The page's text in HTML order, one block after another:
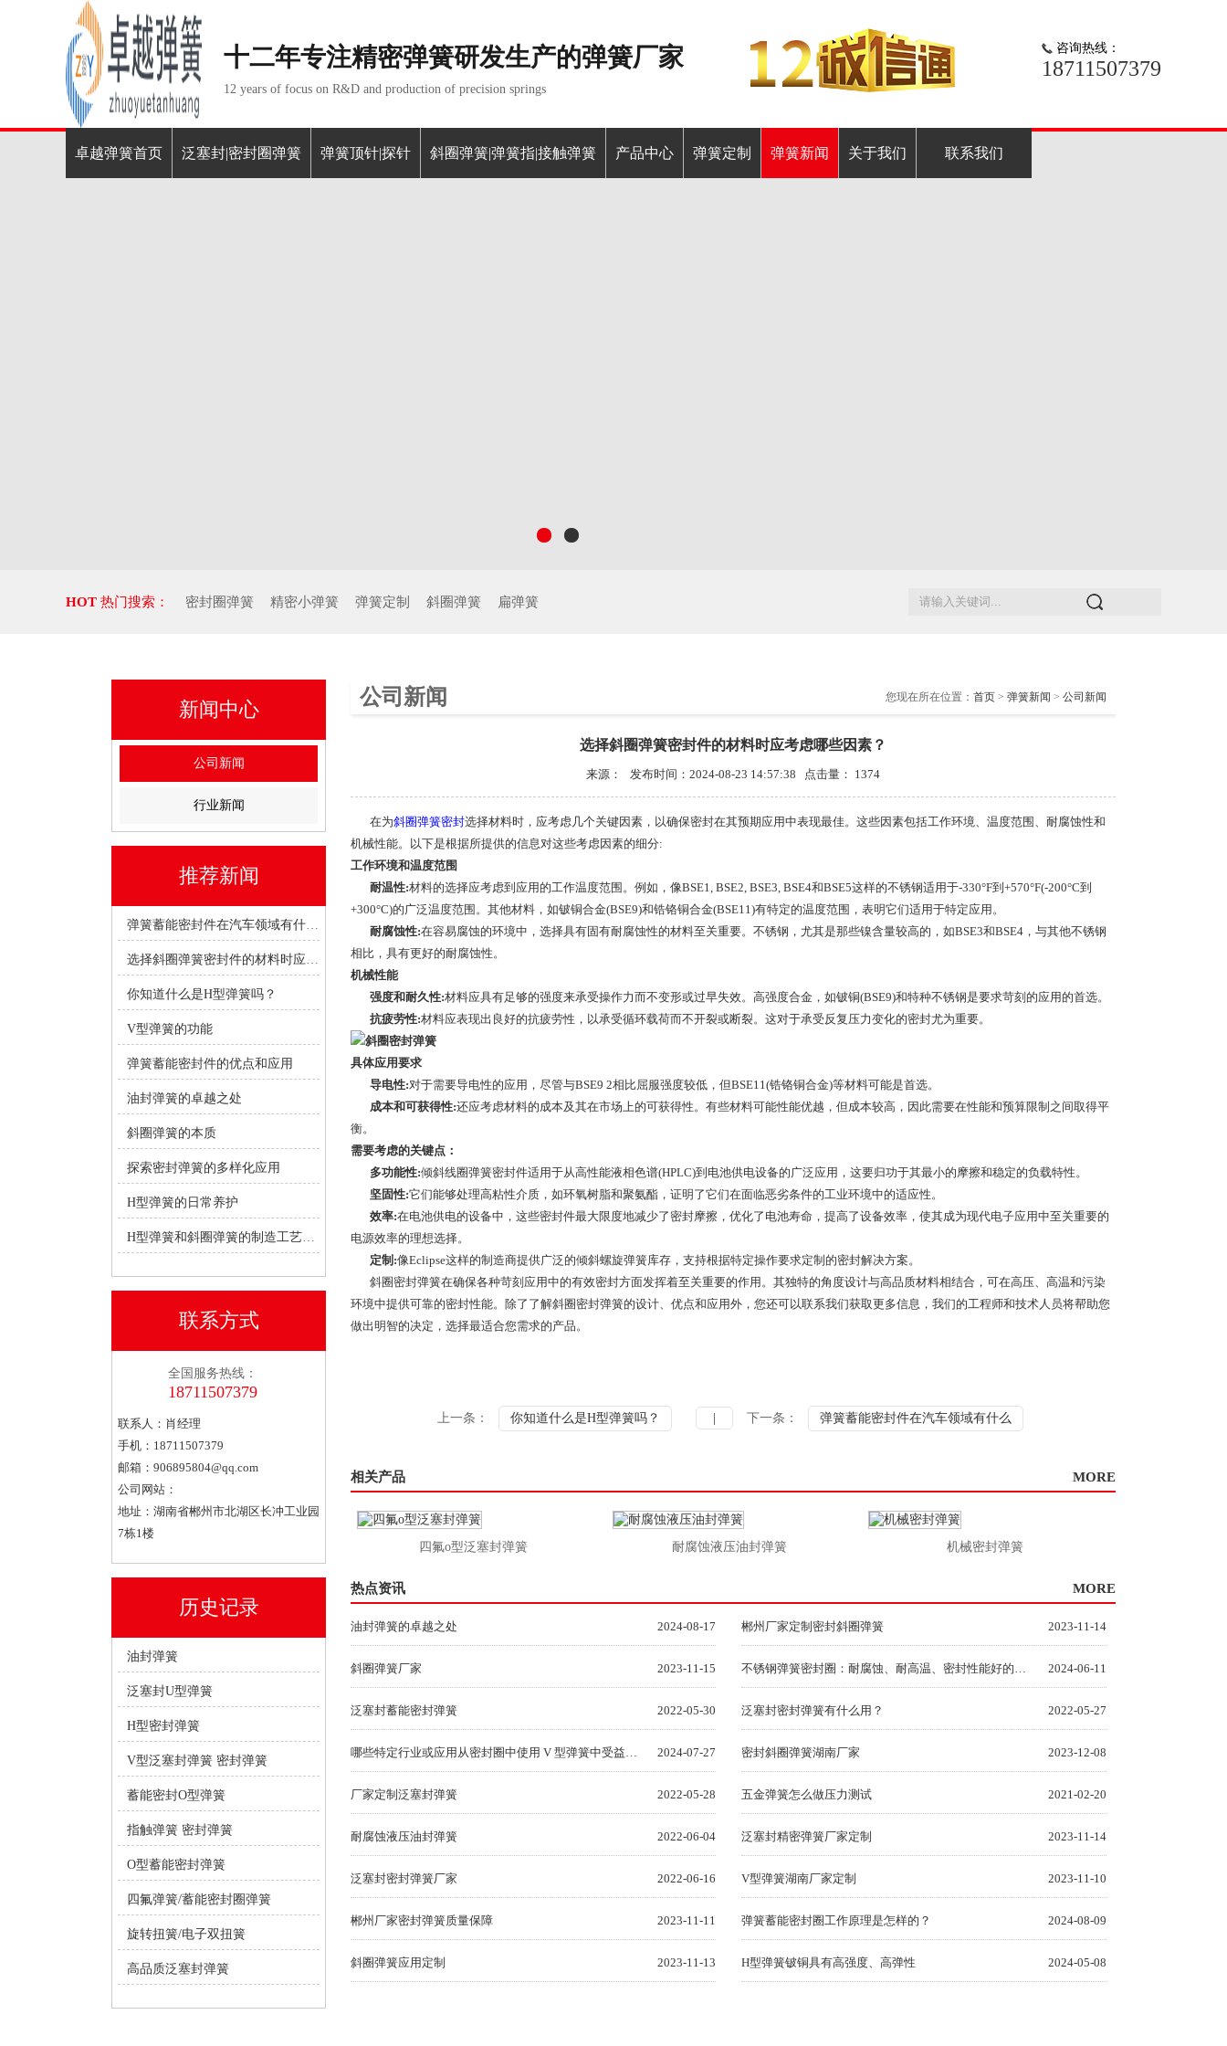
十二年专注精密弹簧研发生产的弹簧厂家
12 years of focus on R&D and production of precision springs
咨询热线：
18711507379
卓越弹簧首页 泛塞封|密封圈弹簧 弹簧顶针|探针 斜圈弹簧|弹簧指|接触弹簧 产品中心 弹簧定制 弹簧新闻 关于我们 联系我们
HOT 热门搜索： 密封圈弹簧 精密小弹簧 弹簧定制 斜圈弹簧 扁弹簧
新闻中心
公司新闻
行业新闻
推荐新闻
弹簧蓄能密封件在汽车领域有什么优势？
选择斜圈弹簧密封件的材料时应考虑哪些因素？
你知道什么是H型弹簧吗？
V型弹簧的功能
弹簧蓄能密封件的优点和应用
油封弹簧的卓越之处
斜圈弹簧的本质
探索密封弹簧的多样化应用
H型弹簧的日常养护
H型弹簧和斜圈弹簧的制造工艺有何不同？
联系方式
全国服务热线：
18711507379
联系人：肖经理
手机：18711507379
邮箱： 906895804@qq.com
公司网站：
地址：湖南省郴州市北湖区长冲工业园
7栋1楼
历史记录
油封弹簧
泛塞封U型弹簧
H型密封弹簧
V型泛塞封弹簧 密封弹簧
蓄能密封O型弹簧
指触弹簧 密封弹簧
O型蓄能密封弹簧
四氟弹簧/蓄能密封圈弹簧
旋转扭簧/电子双扭簧
高品质泛塞封弹簧
公司新闻 您现在所在位置： 首页 > 弹簧新闻 > 公司新闻
选择斜圈弹簧密封件的材料时应考虑哪些因素？
来源： 发布时间：2024-08-23 14:57:38 点击量： 1374
在为斜圈弹簧密封选择材料时，应考虑几个关键因素，以确保密封在其预期应用中表现最佳。这些因素包括工作环境、温度范围、耐腐蚀性和
机械性能。以下是根据所提供的信息对这些考虑因素的细分:
工作环境和温度范围
耐温性:材料的选择应考虑到应用的工作温度范围。例如，像BSE1, BSE2, BSE3, BSE4和BSE5这样的不锈钢适用于-330°F到+570°F(-200°C到
+300°C)的广泛温度范围。其他材料，如铍铜合金(BSE9)和锆铬铜合金(BSE11)有特定的温度范围，表明它们适用于特定应用。
耐腐蚀性:在容易腐蚀的环境中，选择具有固有耐腐蚀性的材料至关重要。不锈钢，尤其是那些镍含量较高的，如BSE3和BSE4，与其他不锈钢
相比，具有更好的耐腐蚀性。
机械性能
强度和耐久性:材料应具有足够的强度来承受操作力而不变形或过早失效。高强度合金，如铍铜(BSE9)和特种不锈钢是要求苛刻的应用的首选。
抗疲劳性:材料应表现出良好的抗疲劳性，以承受循环载荷而不开裂或断裂。这对于承受反复压力变化的密封尤为重要。
具体应用要求
导电性:对于需要导电性的应用，尽管与BSE9 2相比屈服强度较低，但BSE11(锆铬铜合金)等材料可能是首选。
成本和可获得性:还应考虑材料的成本及其在市场上的可获得性。有些材料可能性能优越，但成本较高，因此需要在性能和预算限制之间取得平
衡。
需要考虑的关键点：
多功能性:倾斜线圈弹簧密封件适用于从高性能液相色谱(HPLC)到电池供电设备的广泛应用，这要归功于其最小的摩擦和稳定的负载特性。
坚固性:它们能够处理高粘性介质，如环氧树脂和聚氨酯，证明了它们在面临恶劣条件的工业环境中的适应性。
效率:在电池供电的设备中，这些密封件最大限度地减少了密封摩擦，优化了电池寿命，提高了设备效率，使其成为现代电子应用中至关重要的
电源效率的理想选择。
定制:像Eclipse这样的制造商提供广泛的倾斜螺旋弹簧库存，支持根据特定操作要求定制的密封解决方案。
斜圈密封弹簧在确保各种苛刻应用中的有效密封方面发挥着至关重要的作用。其独特的角度设计与高品质材料相结合，可在高压、高温和污染
环境中提供可靠的密封性能。除了了解斜圈密封弹簧的设计、优点和应用外，您还可以联系我们获取更多信息，我们的工程师和技术人员将帮助您
做出明智的决定，选择最适合您需求的产品。
上一条： 你知道什么是H型弹簧吗？ 下一条： 弹簧蓄能密封件在汽车领域有什么
相关产品 MORE
四氟o型泛塞封弹簧 耐腐蚀液压油封弹簧 机械密封弹簧
热点资讯 MORE
油封弹簧的卓越之处 2024-08-17 郴州厂家定制密封斜圈弹簧 2023-11-14
斜圈弹簧厂家 2023-11-15 不锈钢弹簧密封圈：耐腐蚀、耐高温、密封性能好的密封圈 2024-06-11
泛塞封蓄能密封弹簧 2022-05-30 泛塞封密封弹簧有什么用？ 2022-05-27
哪些特定行业或应用从密封圈中使用 V 型弹簧中受益最多？ 2024-07-27 密封斜圈弹簧湖南厂家 2023-12-08
厂家定制泛塞封弹簧 2022-05-28 五金弹簧怎么做压力测试 2021-02-20
耐腐蚀液压油封弹簧 2022-06-04 泛塞封精密弹簧厂家定制 2023-11-14
泛塞封密封弹簧厂家 2022-06-16 V型弹簧湖南厂家定制 2023-11-10
郴州厂家密封弹簧质量保障 2023-11-11 弹簧蓄能密封圈工作原理是怎样的？ 2024-08-09
斜圈弹簧应用定制 2023-11-13 H型弹簧铍铜具有高强度、高弹性 2024-05-08